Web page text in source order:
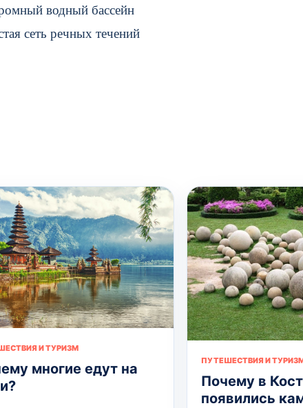
водный бассейн
сеть речных течений
И ТУРИЗМ
многие едут на
ПУТЕШЕСТВИЯ И
Почему в
появились